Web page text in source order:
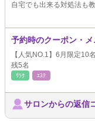
自宅でも出来る対処法も
予約時のクーポン・
【人気NO.1】6月限定
残5名
ﾘﾗｸ ｴｽﾃ
サロンからの返信